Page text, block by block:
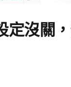
定沒關